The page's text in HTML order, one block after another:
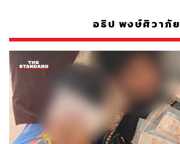
อธิป พงษ์ศิวาภัย